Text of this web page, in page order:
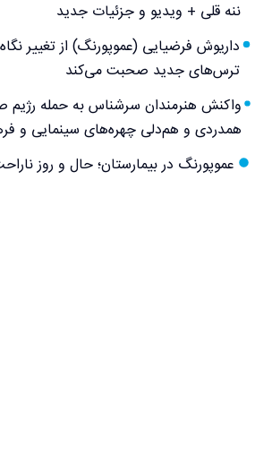
ننه قلی + ویدیو و جزئیات جدید
داریوش فرضیایی (عموپورنگ) از تغییر
ترس‌های جدید صحبت می‌کند
واکنش هنرمندان سرشناس به حمله رژیم
همدردی و هم‌دلی چهره‌های سینمایی و
عموپورنگ در بیمارستان؛ حال و روز